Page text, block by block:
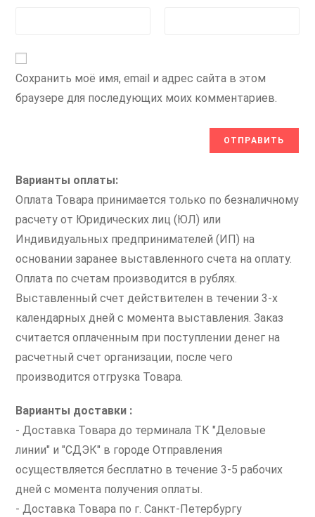
Сохранить моё имя, email и адрес сайта в этом
браузере для последующих моих комментариев.
Варианты оплаты:
Оплата Товара принимается только по безналичному
расчету от Юридических лиц (ЮЛ) или
Индивидуальных предпринимателей (ИП) на
основании заранее выставленного счета на оплату.
Оплата по счетам производится в рублях.
Выставленный счет действителен в течении 3-х
календарных дней с момента выставления. Заказ
считается оплаченным при поступлении денег на
расчетный счет организации, после чего
производится отгрузка Товара.
Варианты доставки :
- Доставка Товара до терминала ТК "Деловые
линии" и "СДЭК" в городе Отправления
осуществляется бесплатно в течение 3-5 рабочих
дней с момента получения оплаты.
- Доставка Товара по г. Санкт-Петербургу